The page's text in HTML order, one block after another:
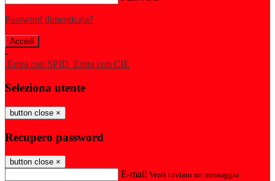
Password dimenticata?
-
Entra con SPID Entra con CIE
Seleziona utente
button close ×
Recupero password
button close ×
E-mail Verrà inviato un messaggio